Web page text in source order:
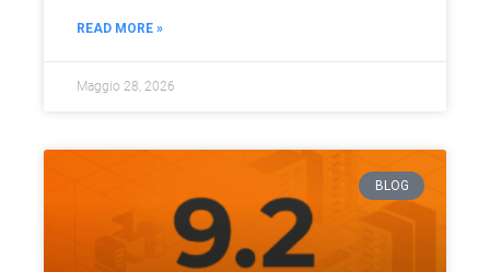
READ MORE »
Maggio 28, 2026
BLOG